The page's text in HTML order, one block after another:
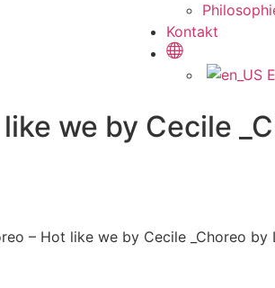
Kontakt
we by Cecile
– Hot like we by Cecile _Choreo by